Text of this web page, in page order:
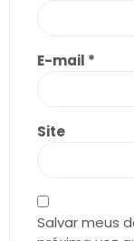
E-mail *
Site
Salvar meus